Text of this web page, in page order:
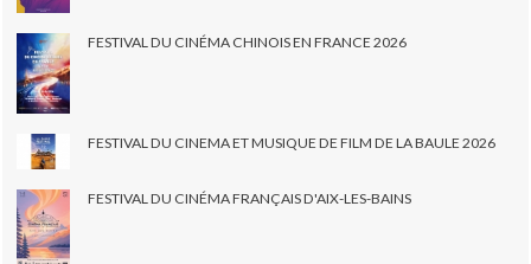
FESTIVAL DU CINÉMA CHINOIS EN FRANCE 2026
FESTIVAL DU CINEMA ET MUSIQUE DE FILM DE LA BAULE 2026
FESTIVAL DU CINÉMA FRANÇAIS D'AIX-LES-BAINS